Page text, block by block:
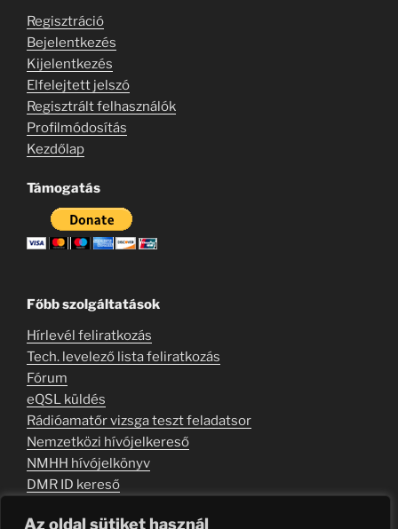
Az oldal sütiket használ
Regisztráció
Bejelentkezés
Kijelentkezés
Elfelejtett jelszó
Regisztrált felhasználók
Profilmódosítás
Kezdőlap
Támogatás
Főbb szolgáltatások
Hírlevél feliratkozás
Tech. levelező lista feliratkozás
Fórum
eQSL küldés
Rádióamatőr vizsga teszt feladatsor
Nemzetközi hívójelkereső
NMHH hívójelkönyv
DMR ID kereső